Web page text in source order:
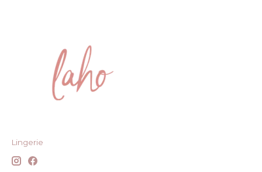
Lingerie